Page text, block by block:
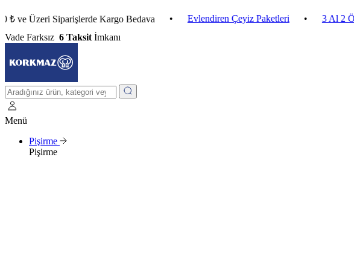
Siparişlerde Kargo Bedava • Evlendiren Çeyiz Paketleri • 3 Al 2 Öde •
Vade Farksız 6 Taksit İmkanı
Menü
Pişirme
Pişirme